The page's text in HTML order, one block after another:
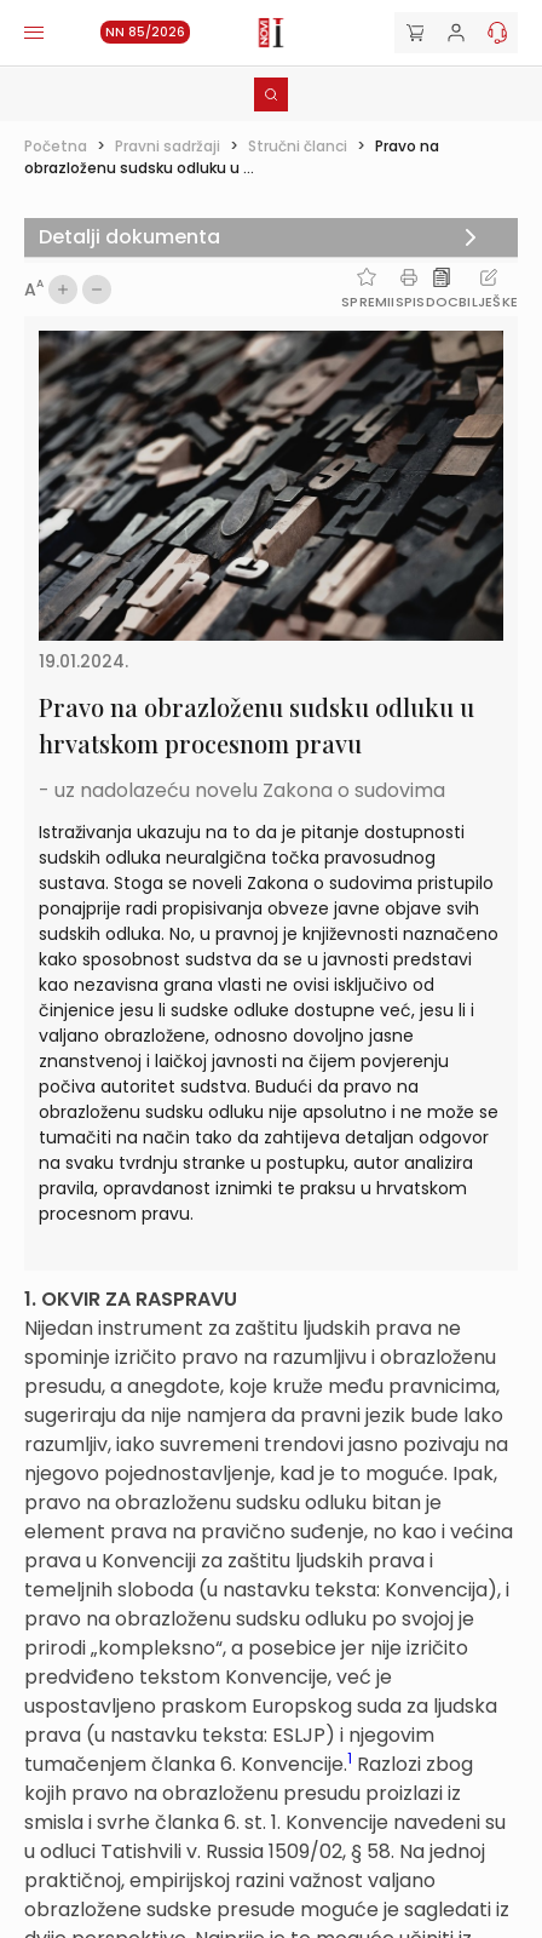
NN 85/2026
Početna > Pravni sadržaji > Stručni članci > Pravo na
obrazloženu sudsku odluku u ...
AA
SPREMIISPISDOCBILJEŠKE
19.01.2024.
Pravo na obrazloženu sudsku odluku u
hrvatskom procesnom pravu
- uz nadolazeću novelu Zakona o sudovima
Istraživanja ukazuju na to da je pitanje dostupnosti
sudskih odluka neuralgična točka pravosudnog
sustava. Stoga se noveli Zakona o sudovima pristupilo
ponajprije radi propisivanja obveze javne objave svih
sudskih odluka. No, u pravnoj je književnosti naznačeno
kako sposobnost sudstva da se u javnosti predstavi
kao nezavisna grana vlasti ne ovisi isključivo od
činjenice jesu li sudske odluke dostupne već, jesu li i
valjano obrazložene, odnosno dovoljno jasne
znanstvenoj i laičkoj javnosti na čijem povjerenju
počiva autoritet sudstva. Budući da pravo na
obrazloženu sudsku odluku nije apsolutno i ne može se
tumačiti na način tako da zahtijeva detaljan odgovor
na svaku tvrdnju stranke u postupku, autor analizira
pravila, opravdanost iznimki te praksu u hrvatskom
procesnom pravu.
1. OKVIR ZA RASPRAVU
Nijedan instrument za zaštitu ljudskih prava ne
spominje izričito pravo na razumljivu i obrazloženu
presudu, a anegdote, koje kruže među pravnicima,
sugeriraju da nije namjera da pravni jezik bude lako
razumljiv, iako suvremeni trendovi jasno pozivaju na
njegovo pojednostavljenje, kad je to moguće. Ipak,
pravo na obrazloženu sudsku odluku bitan je
element prava na pravično suđenje, no kao i većina
prava u Konvenciji za zaštitu ljudskih prava i
temeljnih sloboda (u nastavku teksta: Konvencija), i
pravo na obrazloženu sudsku odluku po svojoj je
prirodi „kompleksno“, a posebice jer nije izričito
predviđeno tekstom Konvencije, već je
uspostavljeno praskom Europskog suda za ljudska
prava (u nastavku teksta: ESLJP) i njegovim
tumačenjem članka 6. Konvencije.1 Razlozi zbog
kojih pravo na obrazloženu presudu proizlazi iz
smisla i svrhe članka 6. st. 1. Konvencije navedeni su
u odluci Tatishvili v. Russia 1509/02, § 58. Na jednoj
praktičnoj, empirijskoj razini važnost valjano
obrazložene sudske presude moguće je sagledati iz
Detalji dokumenta